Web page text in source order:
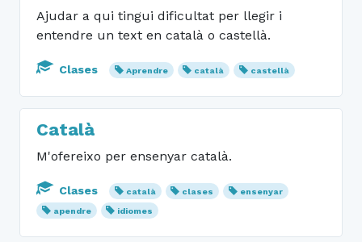
Ajudar a qui tingui dificultat per llegir i
entendre un text en català o castellà.
Clases Aprendre català castellà
Català
M'ofereixo per ensenyar català.
Clases català clases
ensenyar
apendre
idiomes